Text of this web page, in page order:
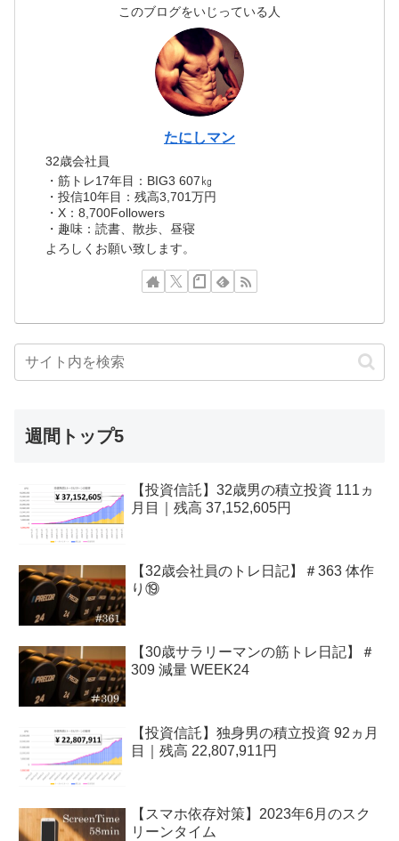
このブログをいじっている人
たにしマン
32歳会社員
・筋トレ17年目：BIG3 607㎏
・投信10年目：残高3,701万円
・X：8,700Followers
・趣味：読書、散歩、昼寝
よろしくお願い致します。
週間トップ5
【投資信託】32歳男の積立投資 111ヵ
月目｜残高 37,152,605円
【32歳会社員のトレ日記】＃363 体作
り⑲
【30歳サラリーマンの筋トレ日記】＃
309 減量 WEEK24
【投資信託】独身男の積立投資 92ヵ月
目｜残高 22,807,911円
【スマホ依存対策】2023年6月のスク
リーンタイム